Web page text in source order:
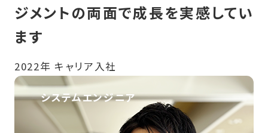
ジメントの両面で成長を実感してい
ます
2022年 キャリア入社
システムエンジニア